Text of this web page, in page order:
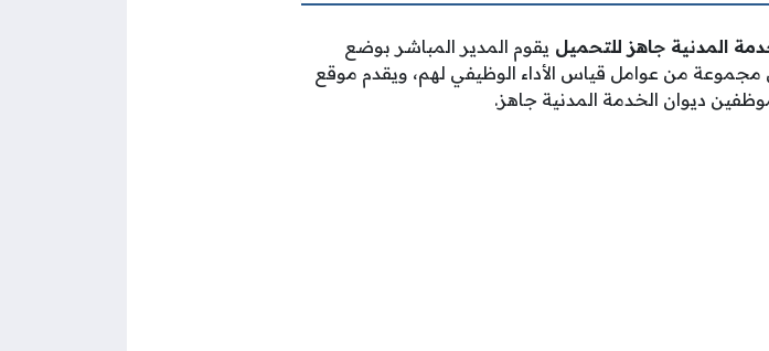
المدنية جاهز للتحميل يقوم المدير المباشر بوضع
مجموعة من عوامل قياس الأداء الوظيفي لهم، ويقدم موقع
ديوان الخدمة المدنية جاهز.